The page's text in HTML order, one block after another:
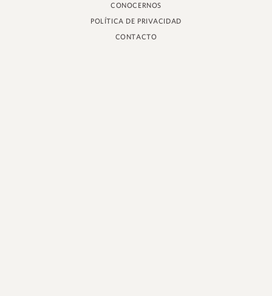
CONOCERNOS
POLÍTICA DE PRIVACIDAD
CONTACTO